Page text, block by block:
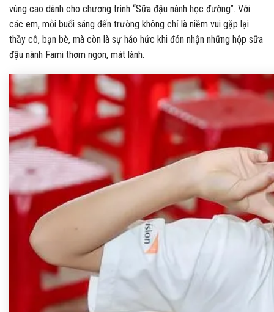
vùng cao dành cho chương trình “Sữa đậu nành học đường”. Với
các em, mỗi buổi sáng đến trường không chỉ là niềm vui gặp lại
thầy cô, bạn bè, mà còn là sự háo hức khi đón nhận những hộp sữa
đậu nành Fami thơm ngon, mát lành.